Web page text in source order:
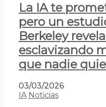
La IA te
pero un
Berkeley
esclavizando
que nadie
03/03/2026
IA Noticias